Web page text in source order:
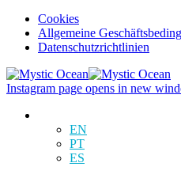
Cookies
Allgemeine
Datenschutzrichtlinien
Instagram page opens in new
EN
PT
ES